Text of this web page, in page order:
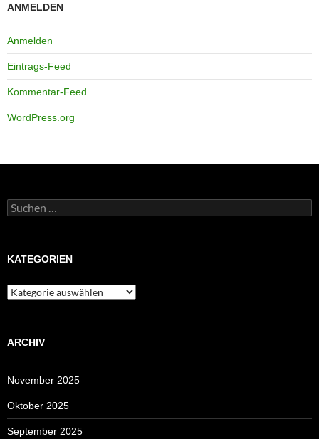
ANMELDEN
Anmelden
Eintrags-Feed
Kommentar-Feed
WordPress.org
Suchen
nach:
KATEGORIEN
Kategorien
ARCHIV
November 2025
Oktober 2025
September 2025